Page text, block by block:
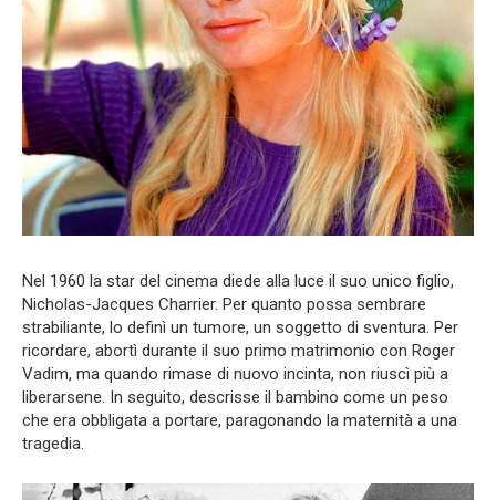
Nel 1960 la star del cinema diede alla luce il suo unico figlio,
Nicholas-Jacques Charrier. Per quanto possa sembrare
strabiliante, lo definì un tumore, un soggetto di sventura. Per
ricordare, abortì durante il suo primo matrimonio con Roger
Vadim, ma quando rimase di nuovo incinta, non riuscì più a
liberarsene. In seguito, descrisse il bambino come un peso
che era obbligata a portare, paragonando la maternità a una
tragedia.